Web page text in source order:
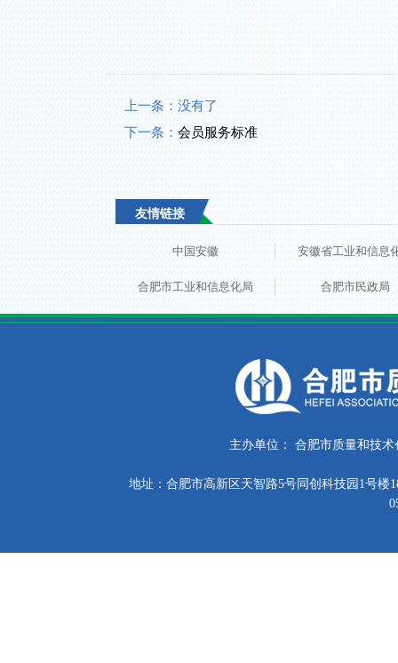
上一条： 没有了
下一条： 会员服务标准
友情链接
中国安徽 安徽省工业和信息
合肥市工业和信息化局 合肥市民政局
主办单位： 合肥市质量和技
地址：合肥市高新区天智路5号同创科技园1号楼